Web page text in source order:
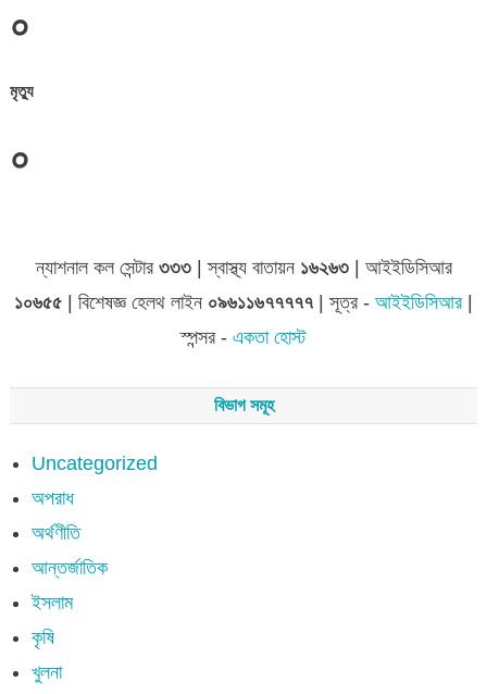
০
মৃত্যু
০
ন্যাশনাল কল সেন্টার ৩৩৩| স্বাস্থ্য বাতায়ন ১৬২৬৩| আইইডিসিআর
১০৬৫৫ | বিশেষজ্ঞ হেলথ লাইন ০৯৬১১৬৭৭৭৭৭| সূত্র - আইইডিসিআর|
স্পন্সর - একতা হোস্ট
বিভাগ সমূহ
Uncategorized
অপরাধ
অর্থণীতি
আন্তর্জাতিক
ইসলাম
কৃষি
খুলনা